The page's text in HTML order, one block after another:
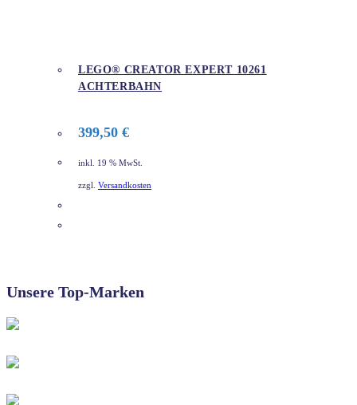
LEGO® CREATOR EXPERT 10261
ACHTERBAHN
399,50 €
inkl. 19 % MwSt.
zzgl. Versandkosten
Unsere Top-Marken